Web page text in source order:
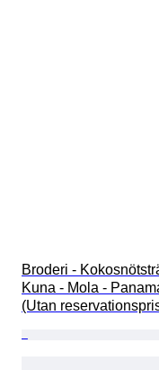
Broderi -
Kuna - Mola -
(Utan